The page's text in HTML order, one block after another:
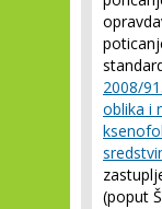
2008/
oblika i
(poput